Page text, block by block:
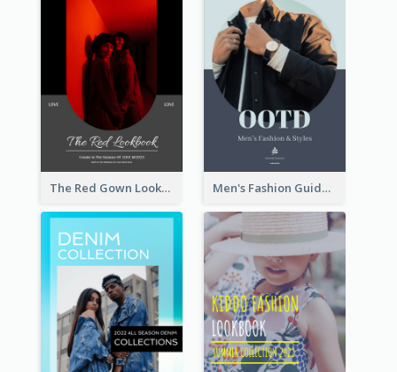
The Red Gown Lookbook Men's Fashion Guide Lookbook